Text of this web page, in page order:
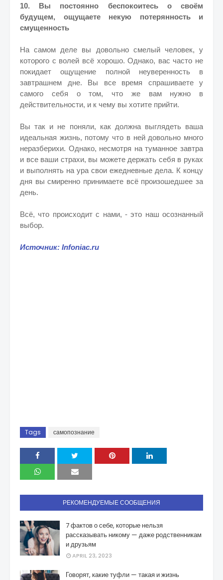
10. Вы постоянно беспокоитесь о своём
будущем, ощущаете некую потерянность и
смущенность
На самом деле вы довольно смелый человек, у
которого с волей всё хорошо. Однако, вас часто не
покидает ощущение полной неуверенность в
завтрашнем дне. Вы все время спрашиваете у
самого себя о том, что же вам нужно в
действительности, и к чему вы хотите прийти.
Вы так и не поняли, как должна выглядеть ваша
идеальная жизнь, потому что в ней довольно много
неразберихи. Однако, несмотря на туманное завтра
и все ваши страхи, вы можете держать себя в руках
и выполнять на ура свои ежедневные дела. К концу
дня вы смиренно принимаете всё произошедшее за
день.
Всё, что происходит с нами, - это наш осознанный
выбор.
Источник: Infoniac.ru
Tags самопознание
РЕКОМЕНДУЕМЫЕ СООБЩЕНИЯ
7 фактов о себе, которые нельзя
рассказывать никому — даже родственникам
и друзьям
APRIL 23, 2023
Говорят, какие туфли — такая и жизнь